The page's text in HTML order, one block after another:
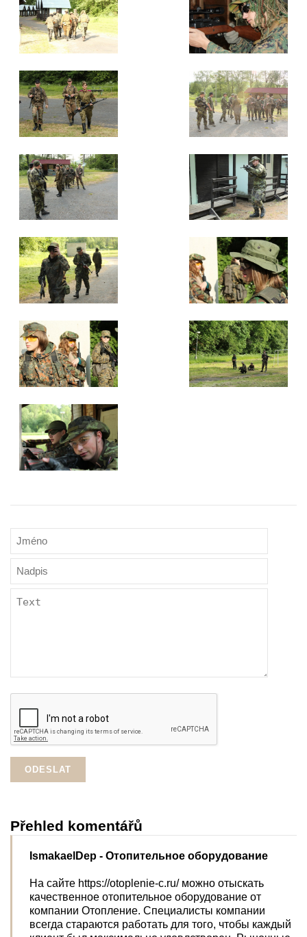
Přehled komentářů
IsmakaelDep - Отопительное оборудование
На сайте https://otoplenie-c.ru/ можно отыскать
качественное отопительное оборудование от
компании Отопление. Специалисты компании
всегда стараются работать для того, чтобы каждый